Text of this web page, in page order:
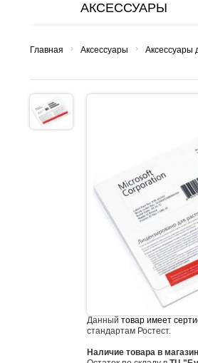
АКСЕССУАРЫ
Главная › Аксессуары › Аксессуары
Данный товар имеет
стандартам Ростест.
Наличие товара в